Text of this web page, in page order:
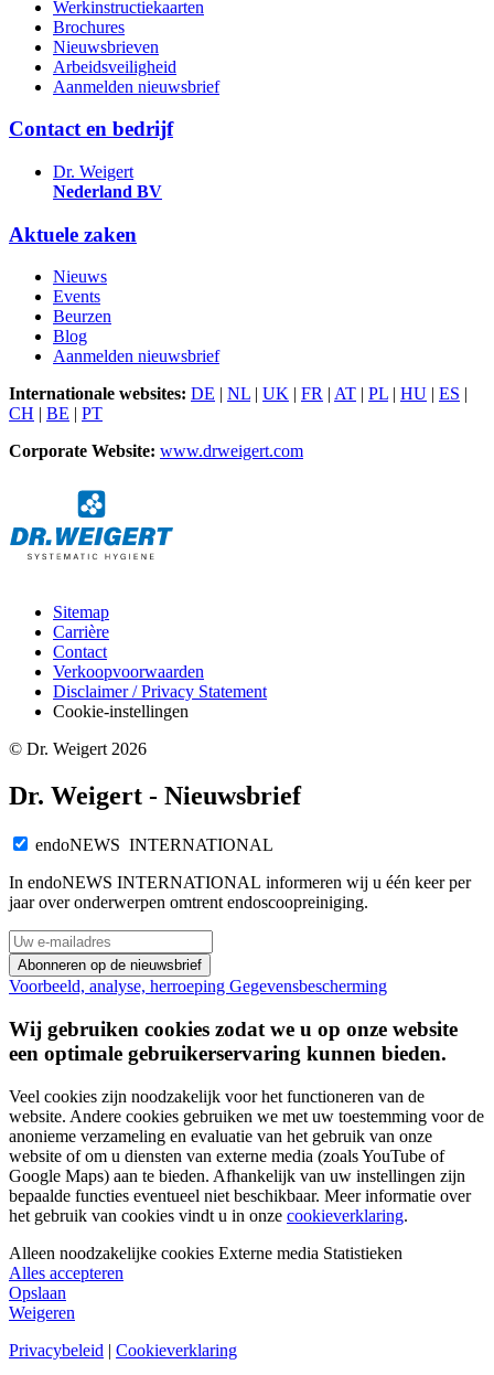
Werkinstructiekaarten
Brochures
Nieuwsbrieven
Arbeidsveiligheid
Aanmelden nieuwsbrief
Contact en bedrijf
Dr. Weigert
Nederland BV
Aktuele zaken
Nieuws
Events
Beurzen
Blog
Aanmelden nieuwsbrief
Internationale websites: DE | NL | UK | FR | AT | PL | HU | ES |
CH | BE | PT
Corporate Website: www.drweigert.com
Sitemap
Carrière
Contact
Verkoopvoorwaarden
Disclaimer / Privacy Statement
Cookie-instellingen
© Dr. Weigert 2026
Dr. Weigert - Nieuwsbrief
endoNEWS INTERNATIONAL
In endoNEWS INTERNATIONAL informeren wij u één keer per
jaar over onderwerpen omtrent endoscoopreiniging.
Abonneren op de nieuwsbrief
Voorbeeld, analyse, herroeping Gegevensbescherming
Wij gebruiken cookies zodat we u op onze website
een optimale gebruikerservaring kunnen bieden.
Veel cookies zijn noodzakelijk voor het functioneren van de
website. Andere cookies gebruiken we met uw toestemming voor de
anonieme verzameling en evaluatie van het gebruik van onze
website of om u diensten van externe media (zoals YouTube of
Google Maps) aan te bieden. Afhankelijk van uw instellingen zijn
bepaalde functies eventueel niet beschikbaar. Meer informatie over
het gebruik van cookies vindt u in onze cookieverklaring.
Alleen noodzakelijke cookies Externe media Statistieken
Alles accepteren
Opslaan
Weigeren
Privacybeleid | Cookieverklaring